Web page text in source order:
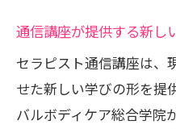
通信講座が提供する新し
セラピスト通信講座は、
せた新しい学びの形を提
バルボディケア総合学院